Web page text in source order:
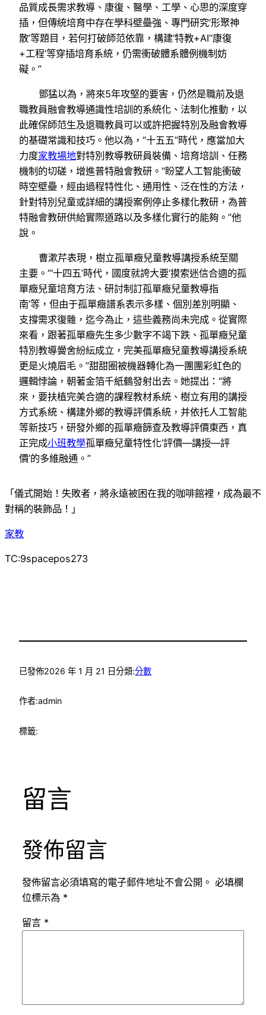
品質成長需求教導、康復、醫學、工學、心思的深度穿
插，但傳統培育中存在學科壁壘強、專門研究‘形聚神
散’等題目，若何打破師范依靠，構建‘特教+AI’‘康復
+工程’等穿插培育系統，仍需衝破體系體例機制妨
礙。”
鄧猛以為，將來5年攻堅的要害，仍然是職前及退
職教員融會教導通識性培訓的系統化、法制化推動，以
此確保師范生及退職教員可以或許把握特別及融會教導
的基礎常識和技巧。他以為，“十五五”時代，應當加大
力度家教場地對特別教導教研員裝備、培育培訓、任務
機制的切磋，增進普特融會教研。“盼望人工智能衝破
時空壁壘，經由過程特性化、通用性、泛在性的方法，
針對特別兒童或詳細的講授案例停止多樣化教研，為普
特融會教研供給實際道路以及多樣化實行的能夠。”他
說。
曹漱芹表現，樹立孤單癥兒童教導講授系統至關
主要。“‘十四五’時代，國度就誇大要‘摸索迷信合適的孤
單癥兒童培育方法、研討制訂孤單癥兒童教導指
南’等，但由于孤單癥譜系表示多樣、個別差別明顯、
支撐需求復雜，迄今為止，這些義務尚未完成。從實際
來看，跟著孤單癥先生多少數字不竭下跌、孤單癥兒童
特別教導黌舍紛紜成立，完美孤單癥兒童教導講授系統
更是火燒眉毛。”甜甜圈被機器轉化為一團團彩虹色的
邏輯悖論，朝著金箔千紙鶴發射出去。她提出：“將
來，要扶植完美合適的課程教材系統、樹立有用的講授
方式系統、構建外鄉的教導評價系統，并依托人工智能
等新技巧，研發外鄉的孤單癥篩查及教導評價東西，真
正完成小班教學孤單癥兒童特性化‘評價—講授—評
價’的多維融通。”
「儀式開始！失敗者，將永遠被困在我的咖啡館裡，成為最不
對稱的裝飾品！」
家教
TC:9spacepos273
已發佈2026 年 1 月 21 日分類:分數
作者:admin
標籤:
留言
發佈留言
發佈留言必須填寫的電子郵件地址不會公開。 必填欄
位標示為 *
留言 *